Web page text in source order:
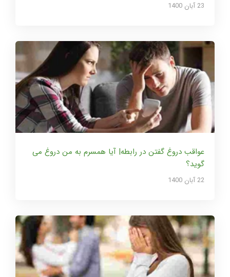
23 آبان 1400
عواقب دروغ گفتن در رابطه| آیا همسرم به من دروغ می
گوید؟
22 آبان 1400